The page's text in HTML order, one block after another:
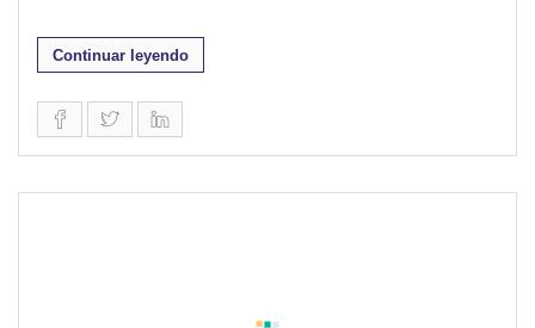
Continuar leyendo